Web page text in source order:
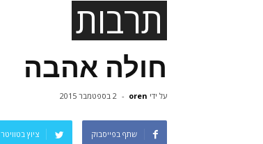
תרבות
חולה אהבה
על ידי oren
- 2 בספטמבר 2015
שתף בפייסבוק ציוץ בטוויטר